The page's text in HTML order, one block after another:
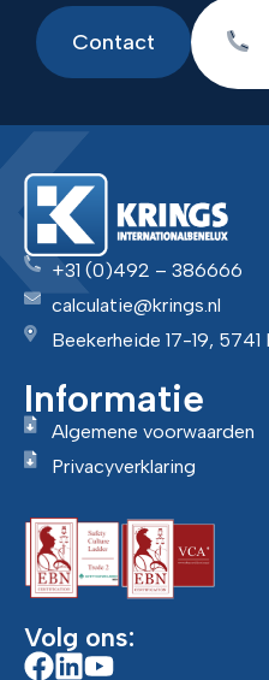
Contact
+31 (0)492 – 386666
calculatie@krings.nl
Beekerheide 17-19,
Informatie
Algemene voorwaarden
Privacyverklaring
Volg ons: